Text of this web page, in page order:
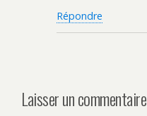
Répondre
Laisser un commentaire